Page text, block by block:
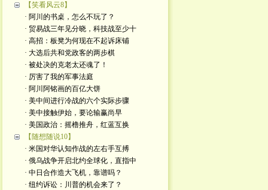
【笑看风云8】
· 阿川的书桌，怎么不玩了？
· 贸易战三年见分晓，科技战至少十
· 高招：板凳为何现在不起诉床铺
· 大选后共和党政客的两步棋
· 被处决的克老太还魂了！
· 厉害了我的军事法庭
· 阿川阿铭画的百亿大饼
· 美中间进行冷战的六个实际步骤
· 美中接触伊始，要论输赢尚早
· 美国政治：摇橹推舟，红蓝互换
【随想随说10】
· 米国对华认知作战的左右手互搏
· 俄乌战争开启北约全球化，直指中
· 中日合作造大飞机，靠谱吗？
· 纽约诉讼：川普的机会来了？